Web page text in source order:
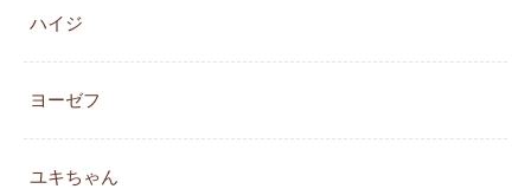
ハイジ
ヨーゼフ
ユキちゃん